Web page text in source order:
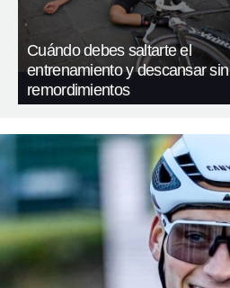
Cuándo debes saltarte el
entrenamiento y descansar sin
remordimientos